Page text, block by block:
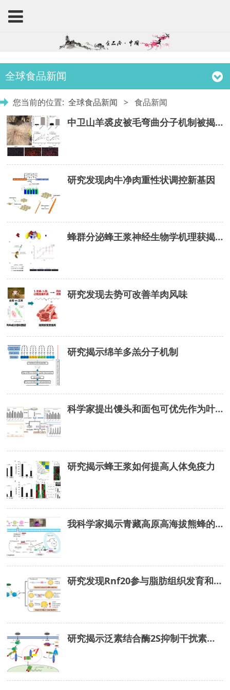
全球食品新闻
您当前的位置:全球食品新闻 > 食品新闻
中卫山羊裘皮被毛弯曲分子机制被揭示
研究发现肉牛净肉重性状调控新基因
蜂群分泌蜂王浆神经生物学机理获揭示
研究发现去势可改善羊肉风味
研究揭示绵羊多羔分子机制
科学家提出馒头和面包可优先作为叶酸摄入来源面食
研究揭示蜂王浆如何提高人体免疫力
我科学家揭示青藏高原高海拔熊蜂的生态适应性机制
研究发现Rnf20参与脂肪组织发育和产热调控
研究揭示泛素结合酶2S抑制干扰素产生关键机制